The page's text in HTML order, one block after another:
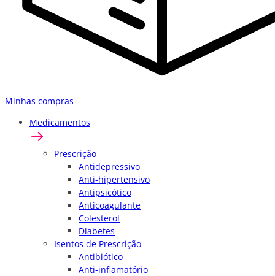
Minhas compras
Medicamentos
Prescrição
Antidepressivo
Anti-hipertensivo
Antipsicótico
Anticoagulante
Colesterol
Diabetes
Isentos de Prescrição
Antibiótico
Anti-inflamatório